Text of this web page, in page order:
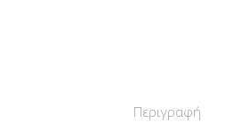
Περιγραφή